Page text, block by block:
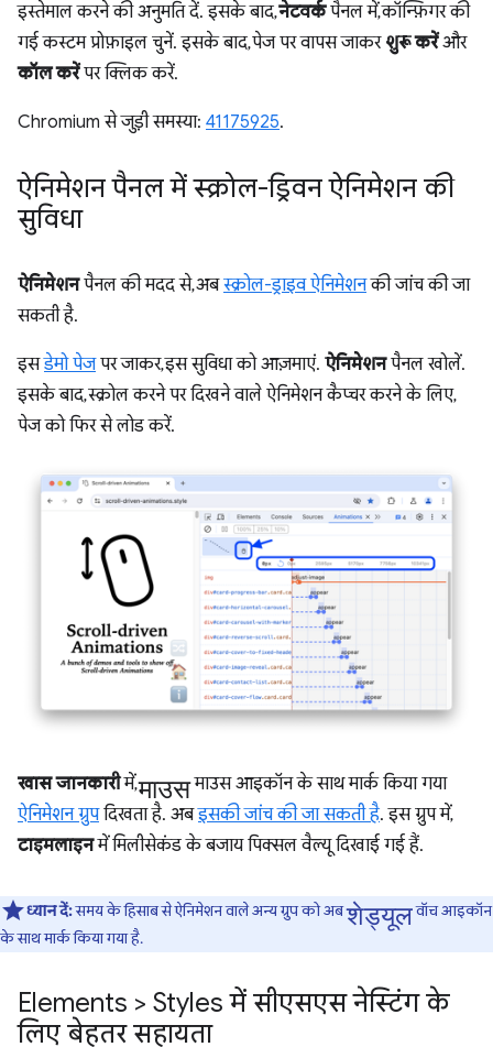
इस्तेमाल करने की अनुमति दें. इसके बाद,नेटवर्कपैनल में, कॉन्फ़िगर की
गई कस्टम प्रोफ़ाइल चुनें. इसके बाद, पेज पर वापस जाकर शुरू करेंऔर
कॉल करेंपर क्लिक करें.
Chromium से जुड़ी समस्या: 41175925.
ऐनिमेशन पैनल में स्क्रोल-ड्रिवन ऐनिमेशन की
सुविधा
ऐनिमेशनपैनल की मदद से, अबस्क्रोल-ड्राइव ऐनिमेशनकी जांच की जा
सकती है.
इसडेमो पेजपर जाकर, इस सुविधा को आज़माएं. ऐनिमेशनपैनल खोलें.
इसके बाद, स्क्रोल करने पर दिखने वाले ऐनिमेशन कैप्चर करने के लिए,
पेज को फिर से लोड करें.
खास जानकारीमें,माउसमाउस आइकॉन के साथ मार्क किया गया
ऐनिमेशन ग्रुपदिखता है. अबइसकी जांच की जा सकती है. इस ग्रुप में,
टाइमलाइनमें मिलीसेकंड के बजाय पिक्सल वैल्यू दिखाई गई हैं.
ध्यान दें:समय के हिसाब से ऐनिमेशन वाले अन्य ग्रुप को अबशेड्यूलवॉच आइकॉन
के साथ मार्क किया गया है.
Elements > Styles में सीएसएस नेस्टिंग के
लिए बेहतर सहायता